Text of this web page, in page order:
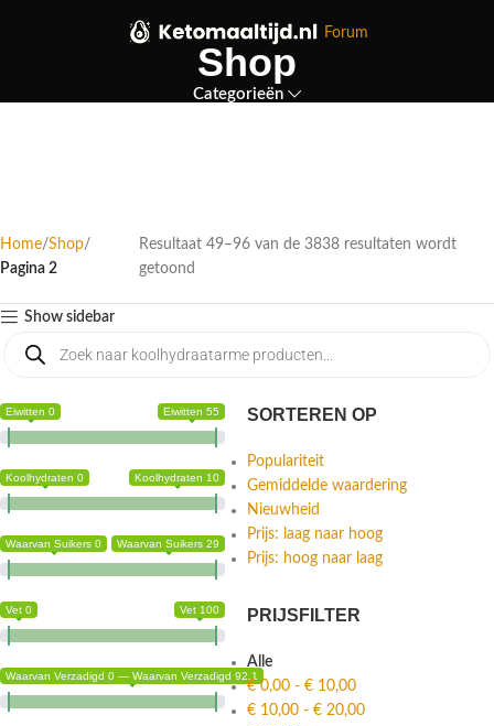
Forum
Shop
Categorieën
Home Shop
Pagina 2
Resultaat 49–96 van de 3838 resultaten wordt
getoond
Show sidebar
Eiwitten 0 Eiwitten 55
Koolhydraten 0 Koolhydraten 10
Waarvan Suikers 0 Waarvan Suikers 29
Vet 0 Vet 100
Waarvan Verzadigd 0 — Waarvan Verzadigd 92.1
SORTEREN OP
Populariteit
Gemiddelde waardering
Nieuwheid
Prijs: laag naar hoog
Prijs: hoog naar laag
PRIJSFILTER
Alle
€0,00 - € 10,00
€ 10,00 - € 20,00